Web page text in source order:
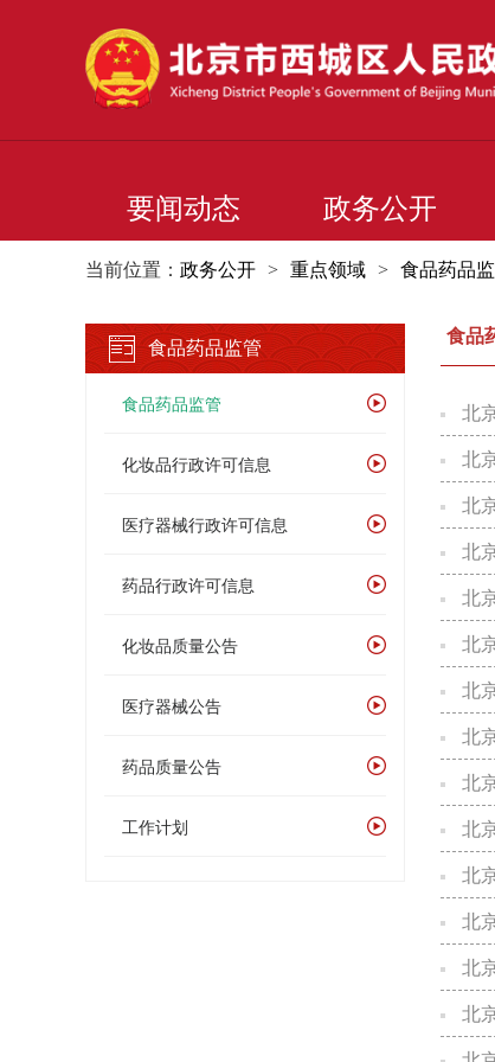
要闻动态 政务公开
当前位置： 政务公开 > 重点领域 > 食品药品
食品药品监管
食品药品监管
化妆品行政许可信息
医疗器械行政许可信息
药品行政许可信息
化妆品质量公告
医疗器械公告
药品质量公告
工作计划
食品
北
北
北
北
北
北
北
北
北
北
北
北
北
北